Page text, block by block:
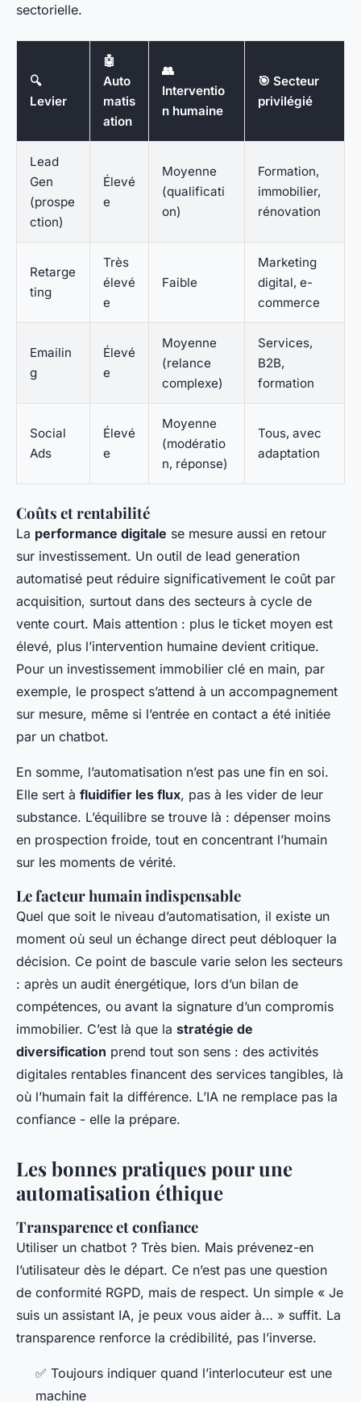
sectorielle.
🔍
Levier
🤖
Auto
matis
ation
👥
Interventio
n humaine
🎯 Secteur
privilégié
Lead
Gen
(prospe
ction)
Élevé
e
Moyenne
(qualificati
on)
Formation,
immobilier,
rénovation
Retarge
ting
Très
élevé
e
Faible
Marketing
digital, e-
commerce
Emailin
g
Élevé
e
Moyenne
(relance
complexe)
Services,
B2B,
formation
Social
Ads
Élevé
e
Moyenne
(modératio
n, réponse)
Tous, avec
adaptation
Coûts et rentabilité
La performance digitale se mesure aussi en retour
sur investissement. Un outil de lead generation
automatisé peut réduire significativement le coût par
acquisition, surtout dans des secteurs à cycle de
vente court. Mais attention : plus le ticket moyen est
élevé, plus l’intervention humaine devient critique.
Pour un investissement immobilier clé en main, par
exemple, le prospect s’attend à un accompagnement
sur mesure, même si l’entrée en contact a été initiée
par un chatbot.
En somme, l’automatisation n’est pas une fin en soi.
Elle sert à fluidifier les flux, pas à les vider de leur
substance. L’équilibre se trouve là : dépenser moins
en prospection froide, tout en concentrant l’humain
sur les moments de vérité.
Le facteur humain indispensable
Quel que soit le niveau d’automatisation, il existe un
moment où seul un échange direct peut débloquer la
décision. Ce point de bascule varie selon les secteurs
: après un audit énergétique, lors d’un bilan de
compétences, ou avant la signature d’un compromis
immobilier. C’est là que la stratégie de
diversification prend tout son sens : des activités
digitales rentables financent des services tangibles, là
où l’humain fait la différence. L’IA ne remplace pas la
confiance - elle la prépare.
Les bonnes pratiques pour une
automatisation éthique
Transparence et confiance
Utiliser un chatbot ? Très bien. Mais prévenez-en
l’utilisateur dès le départ. Ce n’est pas une question
de conformité RGPD, mais de respect. Un simple « Je
suis un assistant IA, je peux vous aider à… » suffit. La
transparence renforce la crédibilité, pas l’inverse.
✅ Toujours indiquer quand l’interlocuteur est une
machine